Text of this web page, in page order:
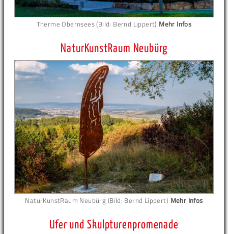
Therme Obernsees (Bild: Bernd Lippert) Mehr Infos
NaturKunstRaum Neubürg
NaturKunstRaum Neubürg (Bild: Bernd Lippert) Mehr Infos
Ufer und Skulpturenpromenade